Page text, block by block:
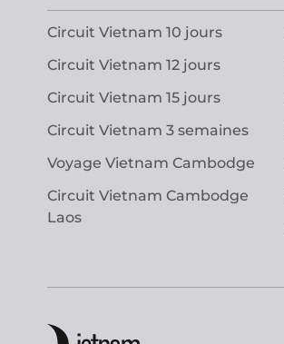
Circuit Vietnam 10 jours
Circuit Vietnam 12 jours
Circuit Vietnam 15 jours
Circuit Vietnam 3 semaines
Voyage Vietnam Cambodge
Circuit Vietnam Cambodge
Laos